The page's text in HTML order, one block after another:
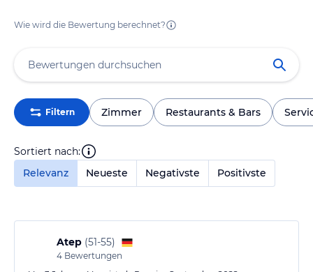
Wie wird die Bewertung berechnet?
Filtern Zimmer Restaurants & Bars
Sortiert nach:
Relevanz
Neueste Negativste Positivste
Atep (51-55)
4 Bewertungen